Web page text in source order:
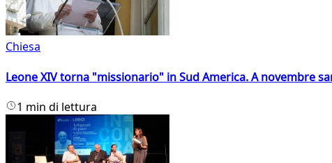
Chiesa
Leone XIV torna "missionario" in Sud America. A novembre
1 min di lettura